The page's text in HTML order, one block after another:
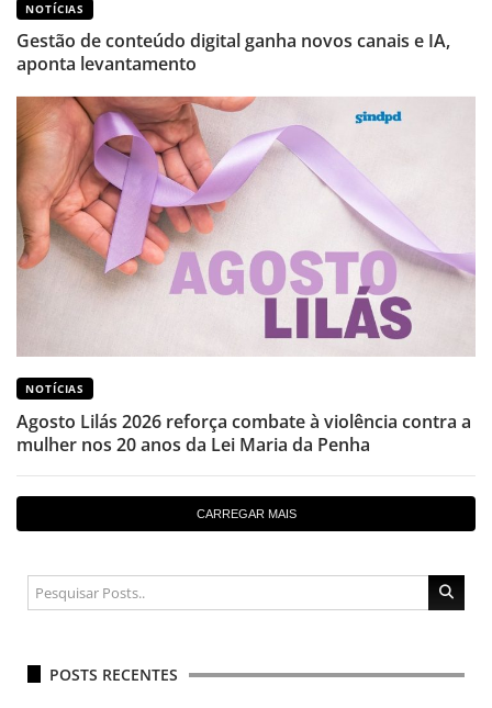
NOTÍCIAS
Gestão de conteúdo digital ganha novos canais e IA,
aponta levantamento
NOTÍCIAS
Agosto Lilás 2026 reforça combate à violência contra a
mulher nos 20 anos da Lei Maria da Penha
CARREGAR MAIS
POSTS RECENTES